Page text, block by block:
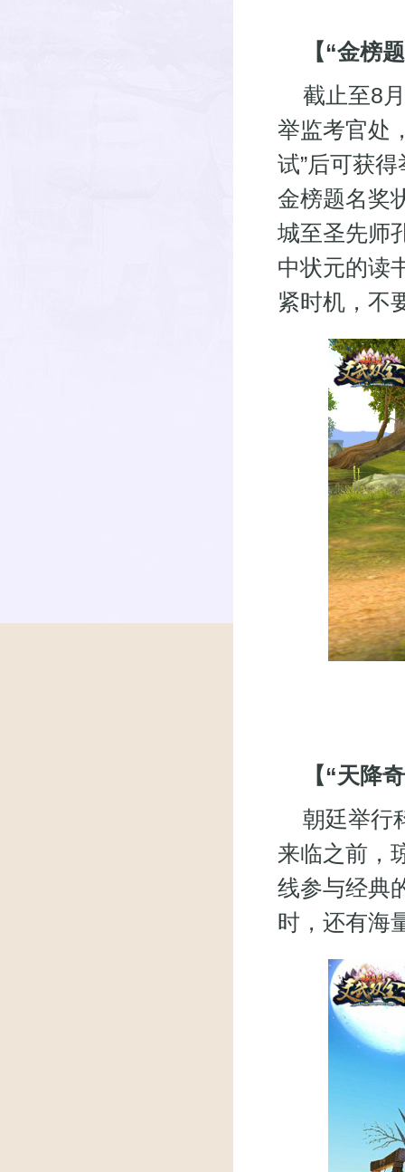
【“金榜
截止至8月
举监考官处
试”后可获
金榜题名奖
城至圣先师
中状元的读
紧时机，不
【“天降
朝廷举行
来临之前，
线参与经典
时，还有海